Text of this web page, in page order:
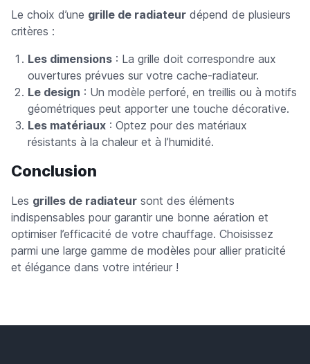
Le choix d’une grille de radiateur dépend de plusieurs
critères :
Les dimensions : La grille doit correspondre aux
ouvertures prévues sur votre cache-radiateur.
Le design : Un modèle perforé, en treillis ou à motifs
géométriques peut apporter une touche décorative.
Les matériaux : Optez pour des matériaux
résistants à la chaleur et à l’humidité.
Conclusion
Les grilles de radiateur sont des éléments
indispensables pour garantir une bonne aération et
optimiser l’efficacité de votre chauffage. Choisissez
parmi une large gamme de modèles pour allier praticité
et élégance dans votre intérieur !